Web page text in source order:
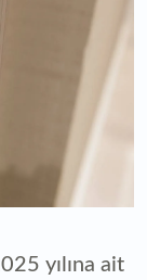
yılına ait